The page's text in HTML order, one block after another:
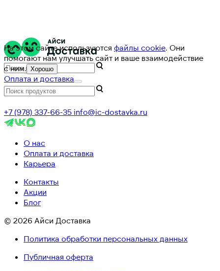
На этом сайте используются файлы cookie. Они
помогают нам улучшать сайт и ваше взаимодействие
с ним. Хорошо
Оплата и доставка
+7 (978) 337-66-35 info@ic-dostavka.ru
О нас
Оплата и доставка
Карьера
Контакты
Акции
Блог
© 2026 Айси Доставка
Политика обработки персональных данных
Публичная оферта